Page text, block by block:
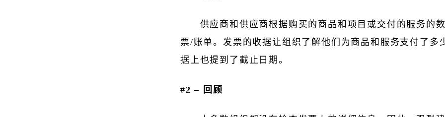
供应商和供应商根据购买的商品和项目或交付的服务的
票/账单。发票的收据让组织了解他们为商品和服务支付了多
据上也提到了截止日期。
#2 – 回顾